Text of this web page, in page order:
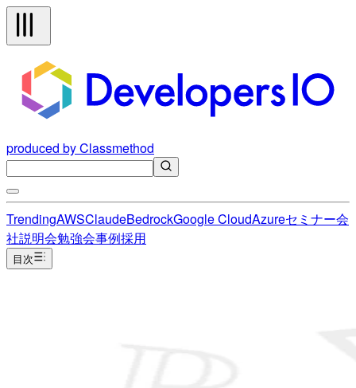
produced by Classmethod
TrendingAWSClaudeBedrockGoogle CloudAzureセミナー会
社説明会勉強会事例採用
目次